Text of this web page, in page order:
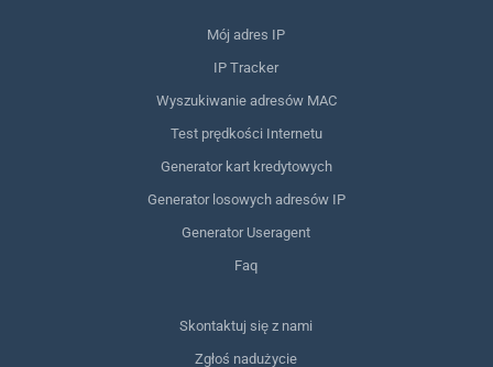
Mój adres IP
IP Tracker
Wyszukiwanie adresów MAC
Test prędkości Internetu
Generator kart kredytowych
Generator losowych adresów IP
Generator Useragent
Faq
Skontaktuj się z nami
Zgłoś nadużycie